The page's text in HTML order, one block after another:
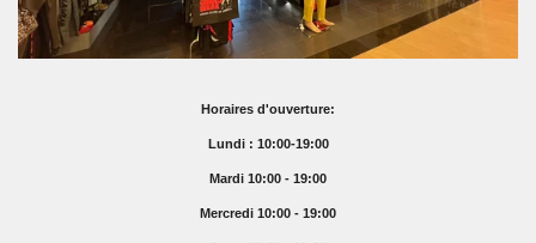
Horaires d'ouverture:
Lundi : 10:00-19:00
Mardi 10:00 - 19:00
Mercredi 10:00 - 19:00